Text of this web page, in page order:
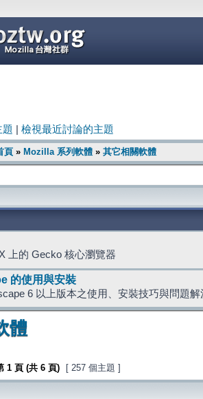
檢視最近討論的主題
頁 » Mozilla 系列軟體 » 其它相關軟體
上的 Gecko 核心瀏覽器
的使用與安裝
6 以上版本之使用、安裝技巧與問題解
體
1 頁 (共 6 頁) [ 257 個主題 ]